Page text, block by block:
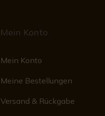
Mein Konto
Mein Konto
Meine Bestellungen
Versand & Rückgabe